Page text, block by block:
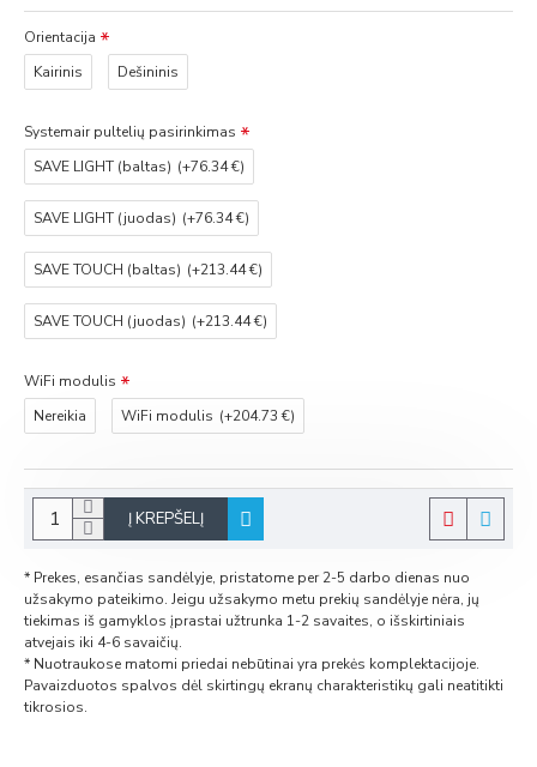
Orientacija
Kairinis
Dešininis
Systemair pultelių pasirinkimas
SAVE LIGHT (baltas) (+76.34 €)
SAVE LIGHT (juodas) (+76.34 €)
SAVE TOUCH (baltas) (+213.44 €)
SAVE TOUCH (juodas) (+213.44 €)
WiFi modulis
Nereikia
WiFi modulis (+204.73 €)
Į KREPŠELĮ
* Prekes, esančias sandėlyje, pristatome per 2-5 darbo dienas nuo
užsakymo pateikimo. Jeigu užsakymo metu prekių sandėlyje nėra, jų
tiekimas iš gamyklos įprastai užtrunka 1-2 savaites, o išskirtiniais
atvejais iki 4-6 savaičių.
* Nuotraukose matomi priedai nebūtinai yra prekės komplektacijoje.
Pavaizduotos spalvos dėl skirtingų ekranų charakteristikų gali neatitikti
tikrosios.